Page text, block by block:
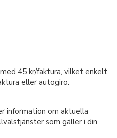
45 kr/faktura, vilket enkelt
eller autogiro.
information om aktuella
som gäller i din